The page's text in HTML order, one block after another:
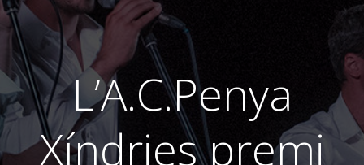
L’A.C.Penya
Xíndries premi